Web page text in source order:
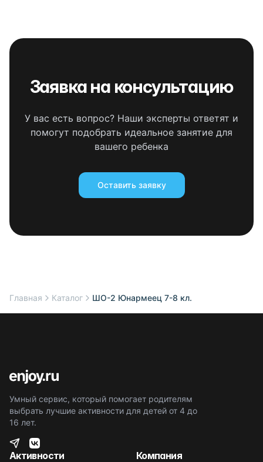
Заявка на консультацию
У вас есть вопрос? Наши эксперты ответят и
помогут подобрать идеальное занятие для
вашего ребенка
Оставить заявку
Главная Каталог ШО-2 Юнармеец 7-8 кл.
Умный сервис, который помогает родителям
выбрать лучшие активности для детей от 4 до
16 лет.
Активности
Компания